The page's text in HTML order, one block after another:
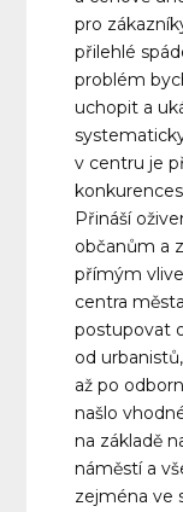
pro
přilehlé
problém
uchopit a
v centru je
Přináší
občanům a
přímým
centra
postupovat
od
až po
našlo
na základě
náměstí a
zejména ve